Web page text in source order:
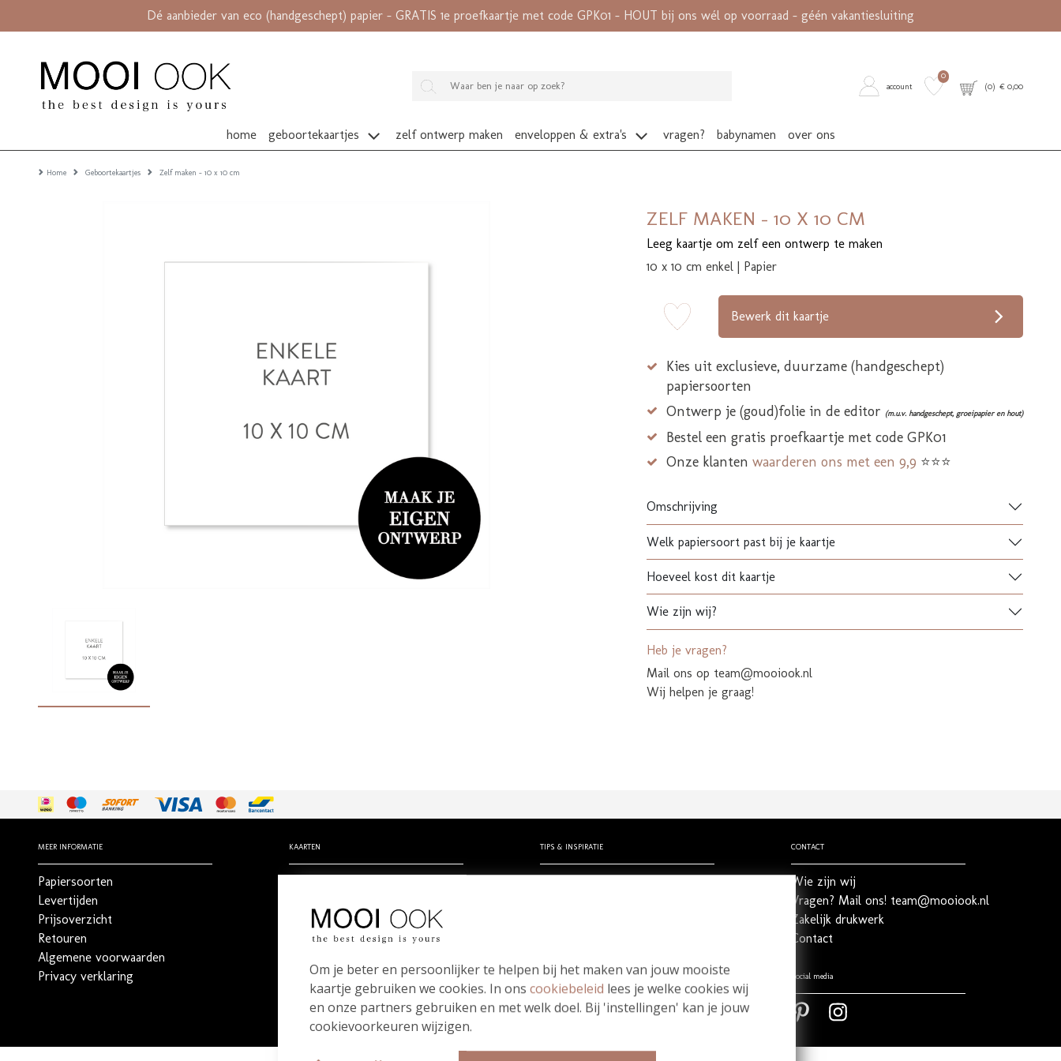
Dé aanbieder van eco (handgeschept) papier - GRATIS 1e proefkaartje met code GPK01 - HOUT bij ons wél op voorraad - géén vakantiesluiting
account
0
(0) € 0,00
home geboortekaartjes zelf ontwerp maken enveloppen & extra's vragen? babynamen over ons
Home Geboortekaartjes Zelf maken - 10 x 10 cm
ZELF MAKEN - 10 X 10 CM
Leeg kaartje om zelf een ontwerp te maken
10 x 10 cm enkel | Papier
Bewerk dit kaartje
Kies uit exclusieve, duurzame (handgeschept)
papiersoorten
Ontwerp je (goud)folie in de editor (m.u.v. handgeschept, groeipapier en hout)
Bestel een gratis proefkaartje met code GPK01
Onze klanten waarderen ons met een 9,9 ⭐⭐⭐
Omschrijving
Welk papiersoort past bij je kaartje
Hoeveel kost dit kaartje
Wie zijn wij?
Heb je vragen?
Mail ons op team@mooiook.nl
Wij helpen je graag!
MEER INFORMATIE
Papiersoorten
Levertijden
Prijsoverzicht
Retouren
Algemene voorwaarden
Privacy verklaring
KAARTEN
Rouwdrukwerk
Stilgeboren kindje
Bestel een papierwaaier
TIPS & INSPIRATIE
Meest gestelde vragen
CONTACT
Wie zijn wij
Vragen? Mail ons! team@mooiook.nl
Zakelijk drukwerk
Contact
Social media
Pinterest
Om je beter en persoonlijker te helpen bij het maken van jouw mooiste
kaartje gebruiken we cookies. In ons cookiebeleid lees je welke cookies wij
en onze partners gebruiken en met welk doel. Bij 'instellingen' kan je jouw
cookievoorkeuren wijzigen.